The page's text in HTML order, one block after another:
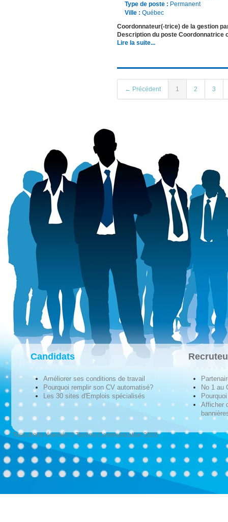
Type de poste : Permanent
Ville : Québec
Coordonnateur(-trice) de la gestion
Description du poste Coordonnatrice
Lire la suite...
← Précédent 1 2 3
Candidats
Améliorer ses conditions de travail
Pourquoi remplir son CV automatisé?
Les 30 sites d'Emplois spécialisés
No 1 au
Afficher
Tous droits réservés © Techno-Communication 2026